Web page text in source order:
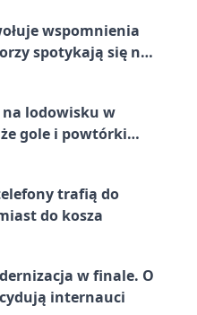
wspomnienia
spotykają się na
lodowisku w
gole i powtórki
trafią do
do kosza
w finale. O
internauci